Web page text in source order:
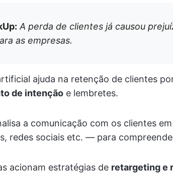
A perda de clientes já causou
as empresas.
ajuda na retenção de clientes
de intenção e lembretes.
a comunicação com os clientes
redes sociais etc. — para
acionam estratégias de retargeting e